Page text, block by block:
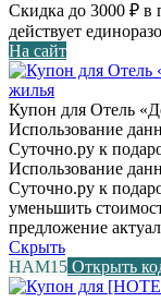
Скидка до 3000 ₽ в
действует
На сайт
Купон для Отель
Использование
Суточно.ру к
Использование
Суточно.ру к
уменьшить
предложение
Скрыть
НАМ15 Открыть